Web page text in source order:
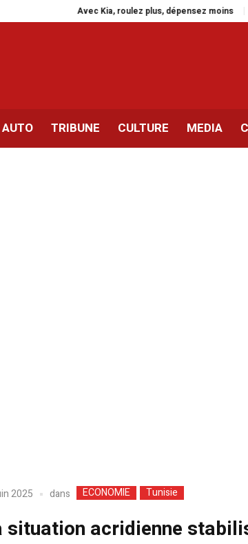
Avec Kia, roulez plus, dépensez moins
AUTO TRIBUNE CULTURE MEDIA
2025 dans ECONOMIE Tunisie
situation acridienne